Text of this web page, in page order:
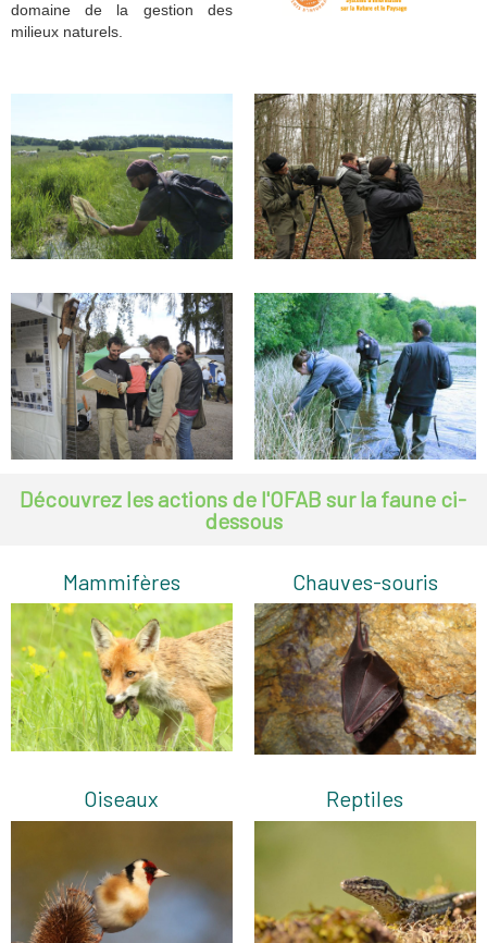
domaine de la gestion des
milieux naturels.
Découvrez les actions de l'OFAB sur la faune ci-
dessous
Mammifères Chauves-souris
Oiseaux Reptiles